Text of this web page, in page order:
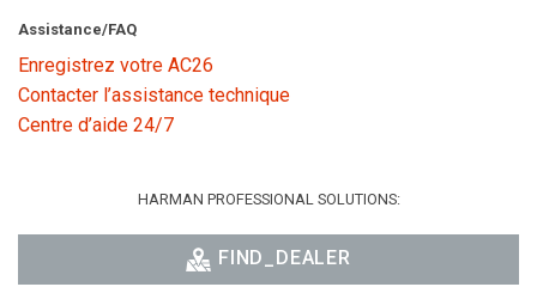
Assistance/FAQ
Enregistrez votre AC26
Contacter l’assistance technique
Centre d’aide 24/7
HARMAN PROFESSIONAL SOLUTIONS:
FIND_DEALER